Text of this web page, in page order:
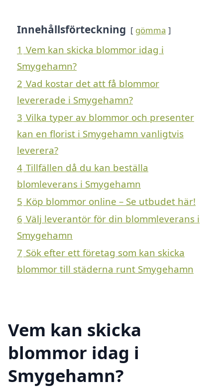
Innehållsförteckning gömma
1 Vem kan skicka blommor idag i
Smygehamn?
2 Vad kostar det att få blommor
levererade i Smygehamn?
3 Vilka typer av blommor och presenter
kan en florist i Smygehamn vanligtvis
leverera?
4 Tillfällen då du kan beställa
blomleverans i Smygehamn
5 Köp blommor online – Se utbudet här!
6 Välj leverantör för din blommleverans i
Smygehamn
7 Sök efter ett företag som kan skicka
blommor till städerna runt Smygehamn
Vem kan skicka
blommor idag i
Smygehamn?